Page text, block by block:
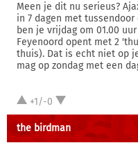
Meen je dit nu serieus?
in 7 dagen met
ben je vrijdag om 01.00
Feyenoord opent met 2
thuis). Dat is echt niet op
mag op zondag met een
+1/-0
the birdman